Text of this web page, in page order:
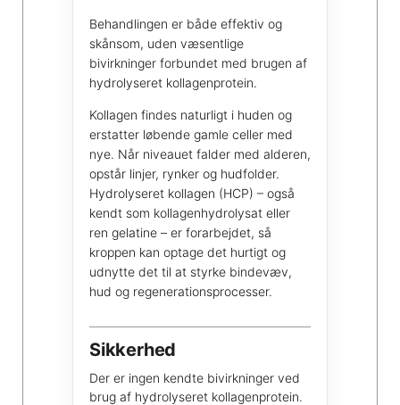
Behandlingen er både effektiv og
skånsom, uden væsentlige
bivirkninger forbundet med brugen af
hydrolyseret kollagenprotein.
Kollagen findes naturligt i huden og
erstatter løbende gamle celler med
nye. Når niveauet falder med alderen,
opstår linjer, rynker og hudfolder.
Hydrolyseret kollagen (HCP) – også
kendt som kollagenhydrolysat eller
ren gelatine – er forarbejdet, så
kroppen kan optage det hurtigt og
udnytte det til at styrke bindevæv,
hud og regenerationsprocesser.
Sikkerhed
Der er ingen kendte bivirkninger ved
brug af hydrolyseret kollagenprotein.